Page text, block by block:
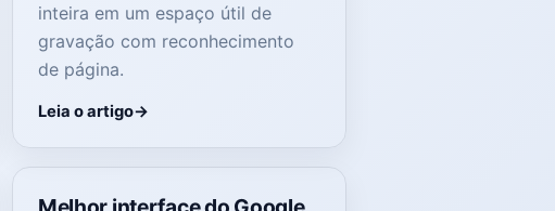
inteira em um espaço útil de
gravação com reconhecimento
de página.
Leia o artigo